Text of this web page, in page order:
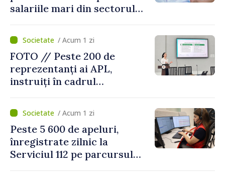
salariile mari din sectorul
/ Acum 1 zi
FOTO // Peste 200 de
reprezentanți ai APL,
instruiți în cadrul
Mediu privind aplicarea a
două regulamente din
domeniu
/ Acum 1 zi
Peste 5 600 de apeluri,
înregistrate zilnic la
Serviciul 112 pe parcursul